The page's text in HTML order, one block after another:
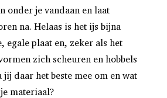
onder je vandaan en laat
na. Helaas is het ijs bijna
egale plaat en, zeker als het
zich scheuren en hobbels
jij daar het beste mee om en wat
materiaal?